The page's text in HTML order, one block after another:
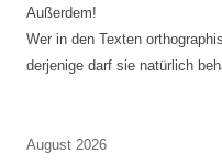
Außerdem!
Wer in den Texten
derjenige darf sie natürlich
August 2026